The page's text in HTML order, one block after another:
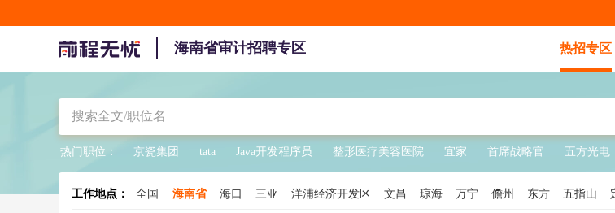
海南省审计招聘专区 热招专区
热门职位： 京瓷集团 tata Java开发程序员 整形医疗美容医院 宜家 首席战略官 五方光电
工作地点： 全国 海南省 海口 三亚 洋浦经济开发区 文昌 琼海 万宁 儋州 东方 五指山